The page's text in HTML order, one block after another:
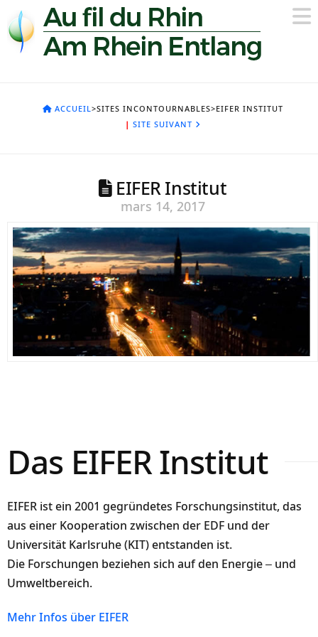
ACCUEIL>SITES INCONTOURNABLES>EIFER INSTITUT
| SITE SUIVANT
EIFER Institut
mars 14, 2017
Das EIFER Institut
EIFER ist ein 2001 gegründetes Forschungsinstitut, das
aus einer Kooperation zwischen der EDF und der
Universität Karlsruhe (KIT) entstanden ist.
Die Forschungen beziehen sich auf den Energie – und
Umweltbereich.
Mehr Infos über EIFER